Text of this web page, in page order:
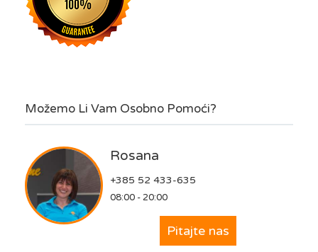
Možemo Li Vam Osobno Pomoći?
Rosana
+385 52 433-635
08:00 - 20:00
Pitajte nas